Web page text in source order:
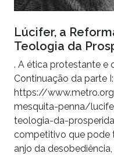
Lúcifer, a
Teologia da
. A ética protestante e
Continuação da parte I:
https://
mesquita-penna/
teologia-da-
competitivo que pode
anjo da